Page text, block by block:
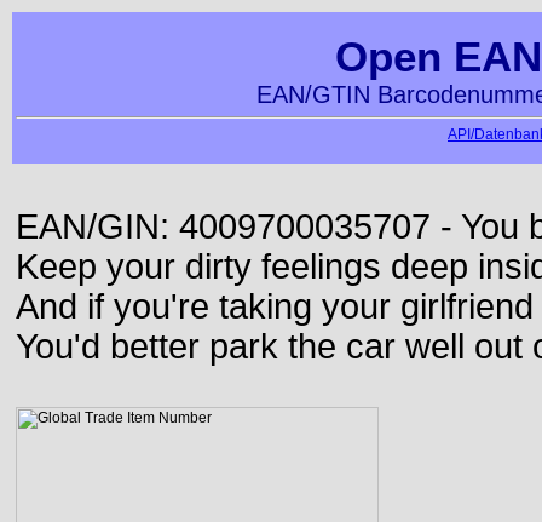
Open
EAN/GTIN
API/
EAN/GIN: 4009700035707 - You
Keep your dirty feelings deep
And if you're taking your
You'd better park the car well out